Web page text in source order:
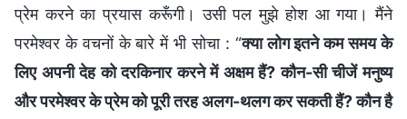
प्रेम करने का प्रयास करूँगी। उसी पल मुझे होश आ गया। मैंने
परमेश्वर के वचनों के बारे में भी सोचा : “क्या लोग इतने कम समय के
लिए अपनी देह को दरकिनार करने में अक्षम हैं? कौन-सी चीजें मनुष्य
और परमेश्वर के प्रेम को पूरी तरह अलग-थलग कर सकती हैं? कौन है